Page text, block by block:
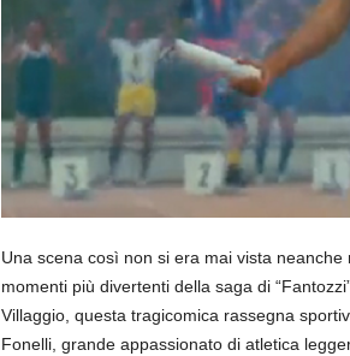
Una scena così non si era mai vista
momenti più divertenti della saga di
Villaggio, questa tragicomica rassegna
Fonelli, grande appassionato di atletica